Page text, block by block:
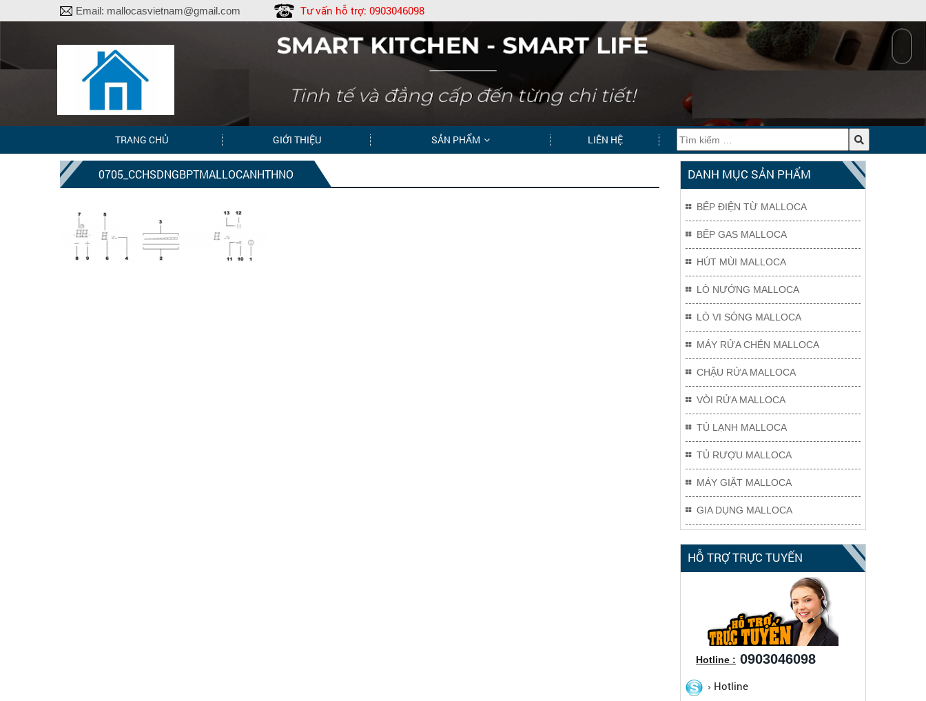
Email: mallocasvietnam@gmail.com Tư vấn hỗ trợ: 0903046098
TRANG CHỦ GIỚI THIỆU SẢN PHẨM LIÊN HỆ
0705_CCHSDNGBPTMALLOCANHTHNO DANH MỤC SẢN PHẨM
BẾP ĐIỆN TỪ MALLOCA
BẾP GAS MALLOCA
HÚT MÙI MALLOCA
LÒ NƯỚNG MALLOCA
LÒ VI SÓNG MALLOCA
MÁY RỬA CHÉN MALLOCA
CHẬU RỬA MALLOCA
VÒI RỬA MALLOCA
TỦ LẠNH MALLOCA
TỦ RƯỢU MALLOCA
MÁY GIẶT MALLOCA
GIA DỤNG MALLOCA
HỖ TRỢ TRỰC TUYẾN
Hotline : 0903046098
Hotline